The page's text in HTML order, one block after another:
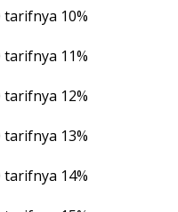
tarifnya 10%
tarifnya 11%
tarifnya 12%
tarifnya 13%
tarifnya 14%